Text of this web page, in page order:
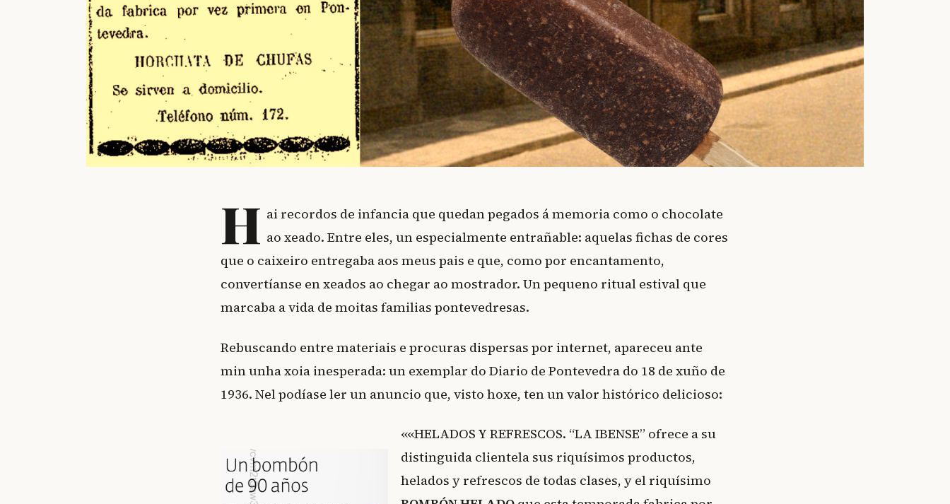
H ai recordos de infancia que quedan pegados á memoria como o chocolate
ao xeado. Entre eles, un especialmente entrañable: aquelas fichas de cores
que o caixeiro entregaba aos meus pais e que, como por encantamento,
convertíanse en xeados ao chegar ao mostrador. Un pequeno ritual estival que
marcaba a vida de moitas familias pontevedresas.
Rebuscando entre materiais e procuras dispersas por internet, apareceu ante
min unha xoia inesperada: un exemplar do Diario de Pontevedra do 18 de xuño de
1936. Nel podíase ler un anuncio que, visto hoxe, ten un valor histórico delicioso:
««HELADOS Y REFRESCOS. “LA IBENSE” ofrece a su
distinguida clientela sus riquísimos productos,
helados y refrescos de todas clases, y el riquísimo